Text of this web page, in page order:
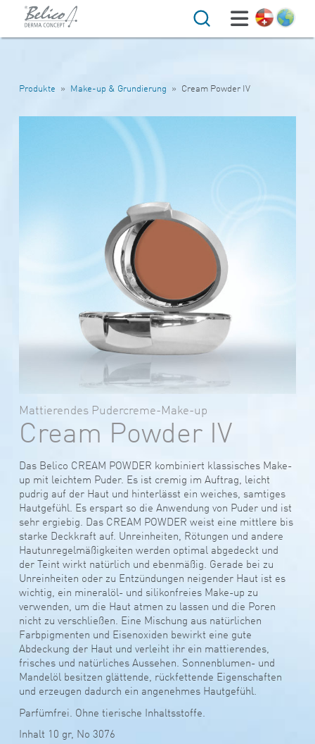
Suche
Produkte » Make-up & Grundierung » Cream Powder IV
Mattierendes Pudercreme-Make-up
Cream Powder IV
Das Belico CREAM POWDER kombiniert klassisches Make-
up mit leichtem Puder. Es ist cremig im Auftrag, leicht
pudrig auf der Haut und hinterlässt ein weiches, samtiges
Hautgefühl. Es erspart so die Anwendung von Puder und ist
sehr ergiebig. Das CREAM POWDER weist eine mittlere bis
starke Deckkraft auf. Unreinheiten, Rötungen und andere
Hautunregelmäßigkeiten werden optimal abgedeckt und
der Teint wirkt natürlich und ebenmäßig. Gerade bei zu
Unreinheiten oder zu Entzündungen neigender Haut ist es
wichtig, ein mineralöl- und silikonfreies Make-up zu
verwenden, um die Haut atmen zu lassen und die Poren
nicht zu verschließen. Eine Mischung aus natürlichen
Farbpigmenten und Eisenoxiden bewirkt eine gute
Abdeckung der Haut und verleiht ihr ein mattierendes,
frisches und natürliches Aussehen. Sonnenblumen- und
Mandelöl besitzen glättende, rückfettende Eigenschaften
und erzeugen dadurch ein angenehmes Hautgefühl.
Parfümfrei. Ohne tierische Inhaltsstoffe.
Inhalt 10 gr, No 3076